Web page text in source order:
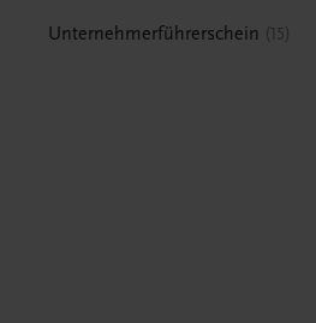
Unternehmerführerschein 15